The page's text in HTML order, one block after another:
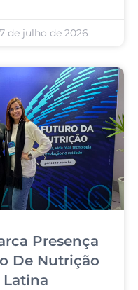
de julho de 2026
Presença
De Nutrição
Latina